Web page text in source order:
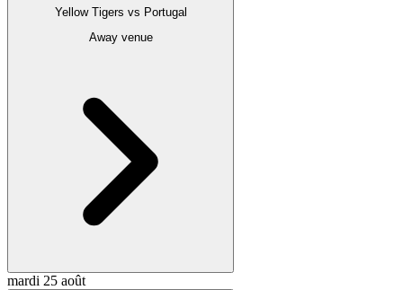
Yellow Tigers vs Portugal
Away venue
mardi 25 août